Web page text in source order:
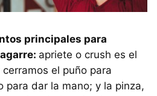
principales para
apriete o crush es el
el puño para
para dar la mano; y la pinza,